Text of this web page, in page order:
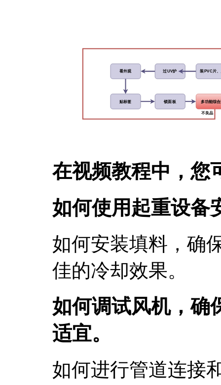
在视频教程中，您
如何使用起重设备
如何安装填料，确
佳的冷却效果。
如何调试风机，确
适宜。
如何进行管道连接